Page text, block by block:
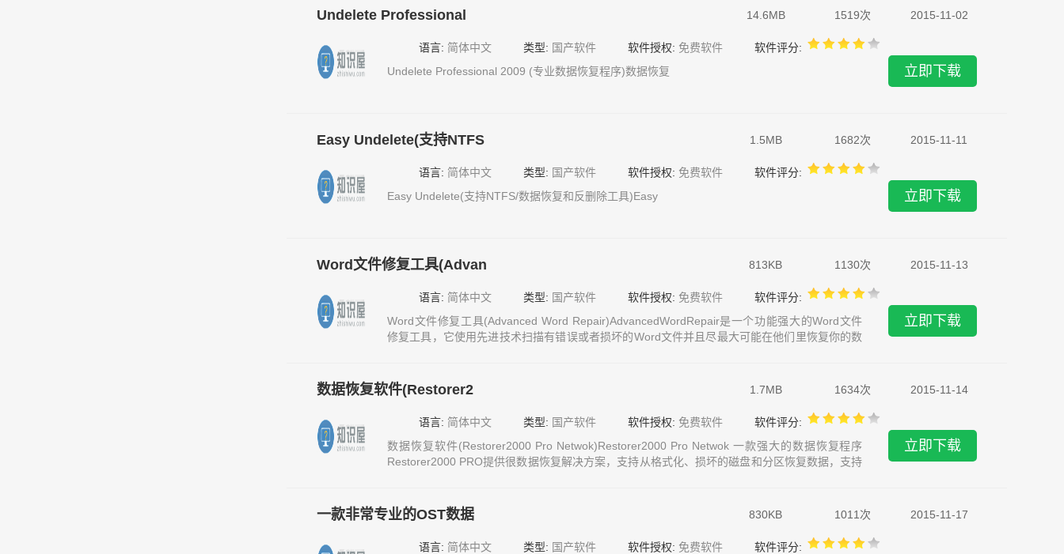
Undelete Professional 14.6MB 1519次 2015-11-02
语言: 简体中文 类型: 国产软件 软件授权: 免费软件
软件评分:
Undelete Professional 2009 (专业数据恢复程序)数据恢复
立即下载
Easy Undelete(支持NTFS 1.5MB 1682次 2015-11-11
语言: 简体中文 类型: 国产软件 软件授权: 免费软件
软件评分:
Easy Undelete(支持NTFS/数据恢复和反删除工具)Easy
立即下载
Word文件修复工具(Advan 813KB 1130次 2015-11-13
语言: 简体中文 类型: 国产软件 软件授权: 免费软件
软件评分:
Word文件修复工具(Advanced Word Repair)AdvancedWordRepair是一个功能强大的Word文件
修复工具，它使用先进技术扫描有错误或者损坏的Word文件并且尽最大可能在他们里恢复你的数
立即下载
数据恢复软件(Restorer2 1.7MB 1634次 2015-11-14
语言: 简体中文 类型: 国产软件 软件授权: 免费软件
软件评分:
数据恢复软件(Restorer2000 Pro Netwok)Restorer2000 Pro Netwok 一款强大的数据恢复程序
Restorer2000 PRO提供很数据恢复解决方案，支持从格式化、损坏的磁盘和分区恢复数据，支持
立即下载
一款非常专业的OST数据 830KB 1011次 2015-11-17
语言: 简体中文 类型: 国产软件 软件授权: 免费软件 软件评分: